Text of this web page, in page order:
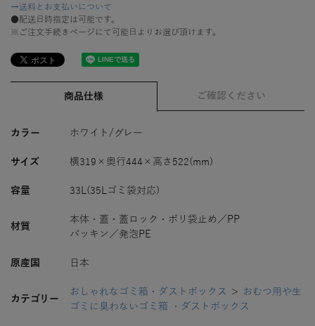
→送料とお支払いについて
●配送日時指定は可能です。
※ご注文手続きページにて可能日よりお選び頂けます。
商品仕様 ご確認ください
カラー ホワイト/グレー
サイズ 横319×奥行444×高さ522(mm)
容量 33L(35Lゴミ袋対応)
材質
本体・蓋・蓋ロック・ポリ袋止め／PP
パッキン／発泡PE
原産国 日本
カテゴリー
おしゃれなゴミ箱・ダストボックス ＞ おむつ用や生
ゴミに臭わないゴミ箱 ・ダストボックス